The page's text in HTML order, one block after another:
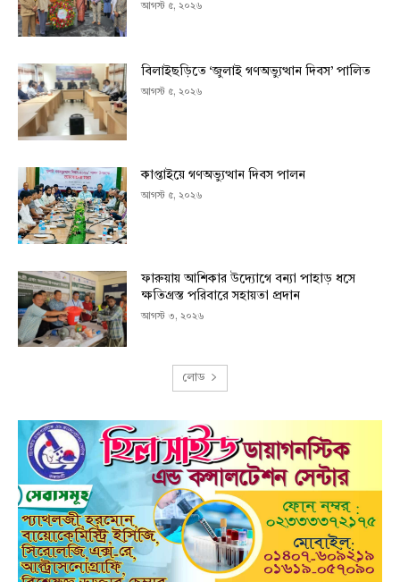
আগস্ট ৫, ২০২৬
বিলাইছড়িতে ‘জুলাই গণঅভ্যুত্থান দিবস’ পালিত
আগস্ট ৫, ২০২৬
কাপ্তাইয়ে গণঅভ্যুত্থান দিবস পালন
আগস্ট ৫, ২০২৬
ফারুয়ায় আশিকার উদ্যোগে বন্যা পাহাড় ধসে
ক্ষতিগ্রস্ত পরিবারে সহায়তা প্রদান
আগস্ট ৩, ২০২৬
লোড